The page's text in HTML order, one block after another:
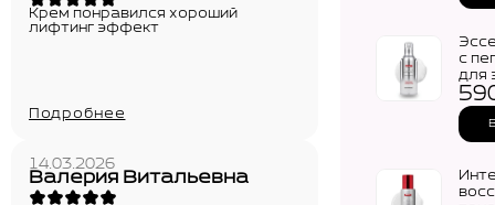
Крем понравился хороший
лифтинг эффект
Подробнее
14.03.2026
Валерия Витальевна
PRO
с
для